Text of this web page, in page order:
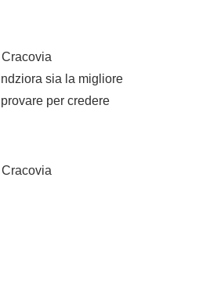
sia la migliore
per credere